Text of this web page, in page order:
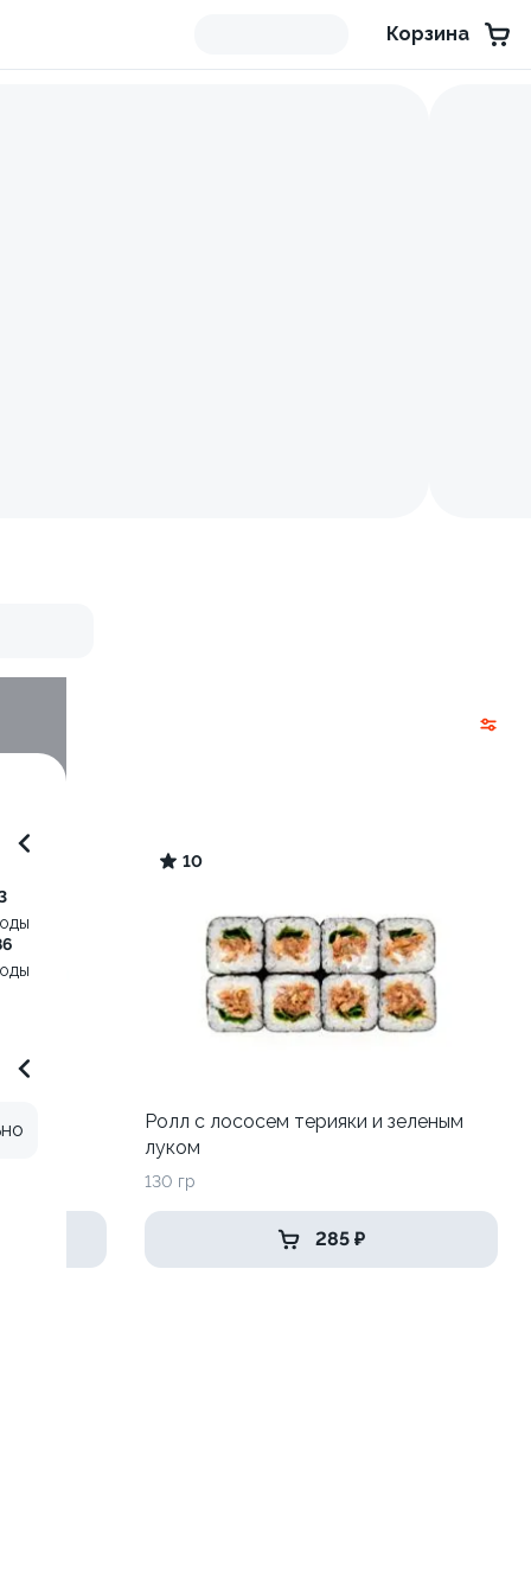
Корзина
10
Ролл с лососем терияки и зеленым
луком
130 гр
285 ₽